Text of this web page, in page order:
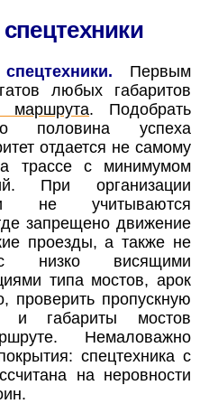
Первым
любых габаритов
маршрута. Подобрать
половина успеха
отдается не самому
трассе с минимумом
При организации
не учитываются
запрещено движение
проезды, а также не
низко висящими
типа мостов, арок
проверить пропускную
и габариты мостов
Немаловажно
спецтехника с
на неровности